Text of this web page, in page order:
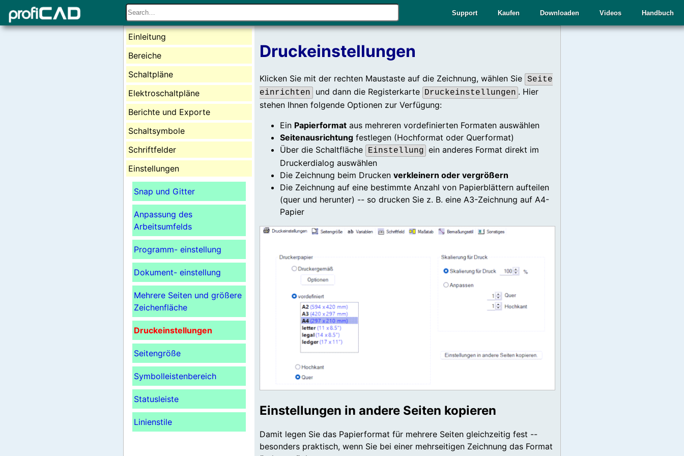
die
Pfeile
nach
oben
unten,
um
das
verfügbare
Ergebnis
auszuwählen.
Drücke
Eingabetaste,
um
zum
Suchergebnis
Touchgeräten
Handbuch
Videos
Downloaden
Kaufen
Support
Druckeinstellungen
Klicken Sie mit der rechten Maustaste auf die Zeichnung, wählen Sie Seite
einrichten
und dann die Registerkarte Druckeinstellungen . Hier
stehen Ihnen folgende Optionen zur Verfügung:
Ein Papierformat aus mehreren vordefinierten Formaten auswählen
Seitenausrichtung festlegen (Hochformat oder Querformat)
Über die Schaltfläche
Einstellung ein anderes Format direkt im
Druckerdialog auswählen
Die Zeichnung beim Druckenverkleinern oder vergrößern
Die Zeichnung auf eine bestimmte Anzahl von Papierblättern aufteilen
(quer und herunter) -- so drucken Sie z. B. eine A3-Zeichnung auf A4-
Papier
Einstellungen in andere Seiten kopieren
Damit legen Sie das Papierformat für mehrere Seiten gleichzeitig fest --
besonders praktisch, wenn Sie bei einer mehrseitigen Zeichnung das Format
Einleitung
Bereiche
Schaltpläne
Elektroschaltpläne
Berichte und Exporte
Schaltsymbole
Schriftfelder
Einstellungen
Snap und Gitter
Anpassung des
Arbeitsumfelds
Programm- einstellung
Dokument- einstellung
Mehrere Seiten und größere
Zeichenfläche
Druckeinstellungen
Seitengröße
Symbolleistenbereich
Statusleiste
Linienstile